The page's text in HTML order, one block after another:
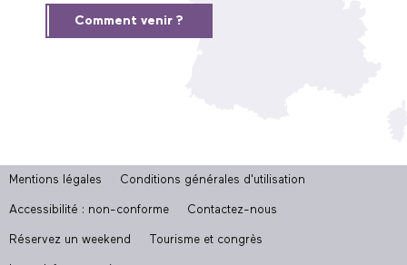
Comment venir ?
Mentions légales Conditions générales d'utilisation
Accessibilité : non-conforme Contactez-nous
Réservez un weekend Tourisme et congrès